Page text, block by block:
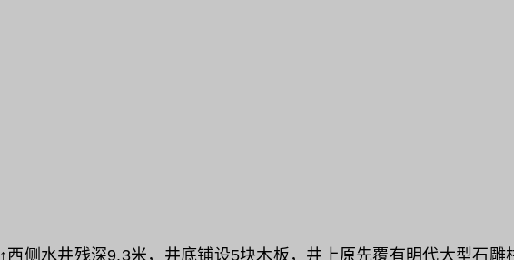
↑西侧水井残深9.3米，井底铺设5块木板，井上原先覆有明代大型石雕